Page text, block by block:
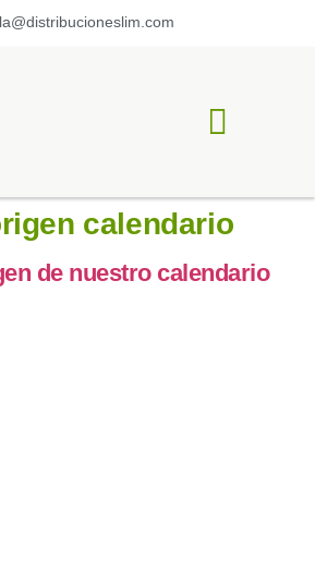
calendario
de nuestro calendario